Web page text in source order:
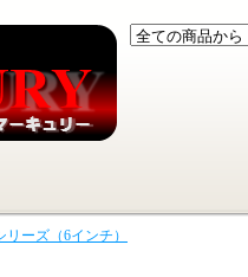
ーズ（6インチ）